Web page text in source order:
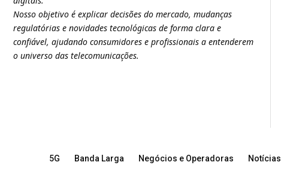
Nosso objetivo é explicar decisões do mercado, mudanças
regulatórias e novidades tecnológicas de forma clara e
confiável, ajudando consumidores e profissionais a entenderem
o universo das telecomunicações.
5G Banda Larga Negócios e Operadoras Notícias